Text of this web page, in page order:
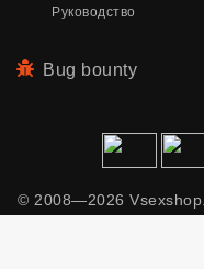
Руководство
Bug bounty
© 2008—2026